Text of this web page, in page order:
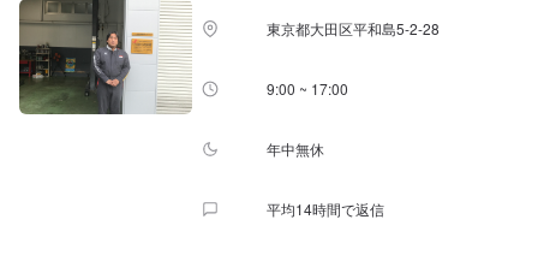
東京都大田区平和島5-2-28
9:00 ~ 17:00
年中無休
平均14時間で返信